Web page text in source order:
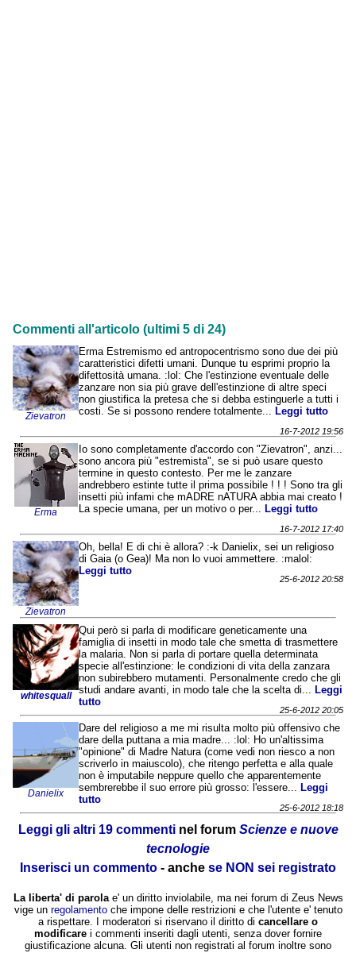
Commenti all'articolo (ultimi 5 di 24)
Zievatron
Erma Estremismo ed antropocentrismo sono due dei più
caratteristici difetti umani. Dunque tu esprimi proprio la
difettosità umana. :lol: Che l'estinzione eventuale delle
zanzare non sia più grave dell'estinzione di altre speci
non giustifica la pretesa che si debba estinguerle a tutti i
costi. Se si possono rendere totalmente...
Leggi tutto
16-7-2012 19:56
Erma
Io sono completamente d'accordo con "Zievatron", anzi...
sono ancora più "estremista", se si può usare questo
termine in questo contesto. Per me le zanzare
andrebbero estinte tutte il prima possibile ! ! ! Sono tra gli
insetti più infami che mADRE nATURA abbia mai creato !
La specie umana, per un motivo o per...
Leggi tutto
16-7-2012 17:40
Zievatron
Oh, bella! E di chi è allora? :-k Danielix, sei un religioso
di Gaia (o Gea)! Ma non lo vuoi ammettere. :malol:
Leggi tutto
25-6-2012 20:58
whitesquall
Qui però si parla di modificare geneticamente una
famiglia di insetti in modo tale che smetta di trasmettere
la malaria. Non si parla di portare quella determinata
specie all'estinzione: le condizioni di vita della zanzara
non subirebbero mutamenti. Personalmente credo che gli
studi andare avanti, in modo tale che la scelta di... Leggi
tutto
25-6-2012 20:05
Danielix
Dare del religioso a me mi risulta molto più offensivo che
dare della puttana a mia madre... :lol: Ho un'altissima
"opinione" di Madre Natura (come vedi non riesco a non
scriverlo in maiuscolo), che ritengo perfetta e alla quale
non è imputabile neppure quello che apparentemente
sembrerebbe il suo errore più grosso: l'essere... Leggi
tutto
25-6-2012 18:18
Leggi gli altri 19 commentinel forum Scienze e nuove
tecnologie
Inserisci un commento - anche se NON sei registrato
La liberta' di parolae' un diritto inviolabile, ma nei forum di Zeus News
vige un regolamentoche impone delle restrizioni e che l'utente e' tenuto
a rispettare. I moderatori si riservano il diritto di cancellare o
modificare i commenti inseriti dagli utenti, senza dover fornire
giustificazione alcuna. Gli utenti non registrati al forum inoltre sono